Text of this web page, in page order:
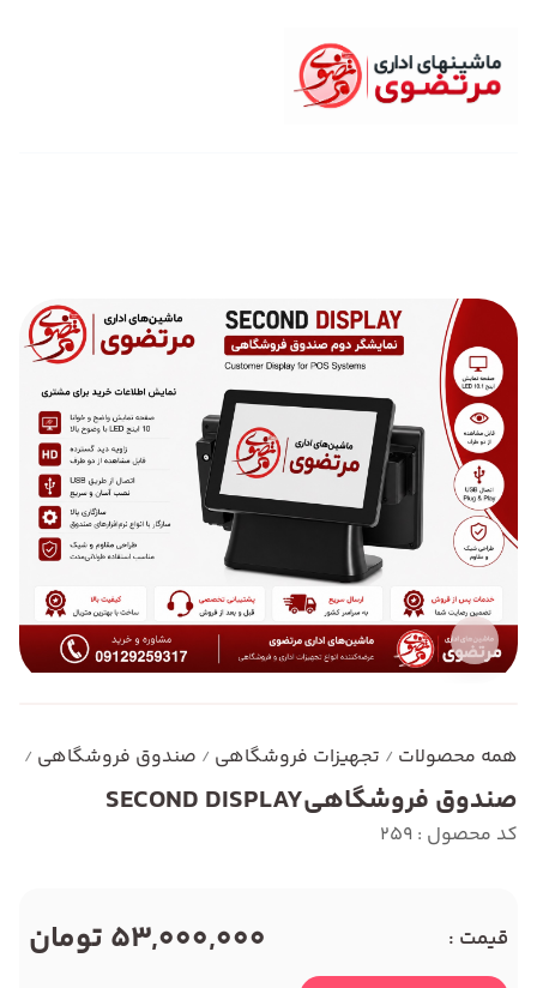
همه محصولات / تجهیزات فروشگاهی / صندوق فروشگاهی /
صندوق فروشگاهیSECOND DISPLAY
کد محصول : 259
قیمت : 53,000,000 تومان